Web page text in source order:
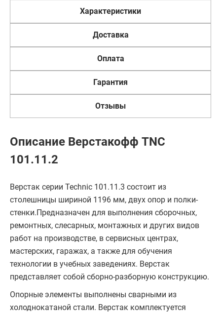
Характеристики
Доставка
Оплата
Гарантия
Отзывы
Описание Верстакофф TNC
101.11.2
Верстак серии Technic 101.11.3 состоит из
столешницы шириной 1196 мм, двух опор и полки-
стенки.Предназначен для выполнения сборочных,
ремонтных, слесарных, монтажных и других видов
работ на производстве, в сервисных центрах,
мастерских, гаражах, а также для обучения
технологии в учебных заведениях. Верстак
представляет собой сборно-разборную конструкцию.
Опорные элементы выполнены сварными из
холоднокатаной стали. Верстак комплектуется